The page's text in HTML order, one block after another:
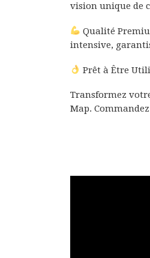
vision unique de
Qualité
intensive,
Prêt à Être
Transformez
Map.